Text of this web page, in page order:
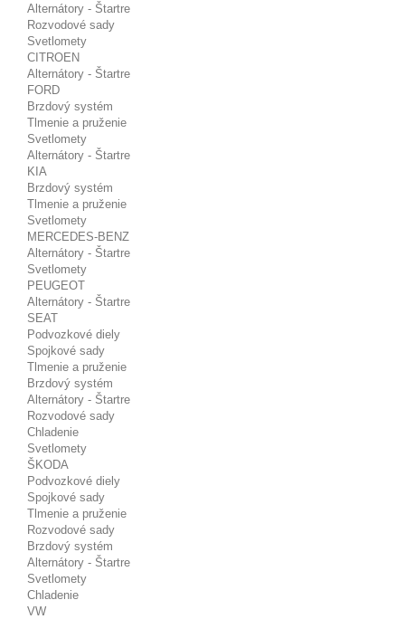
Alternátory - Štartre
Rozvodové sady
Svetlomety
CITROEN
Alternátory - Štartre
FORD
Brzdový systém
Tlmenie a pruženie
Svetlomety
Alternátory - Štartre
KIA
Brzdový systém
Tlmenie a pruženie
Svetlomety
MERCEDES-BENZ
Alternátory - Štartre
Svetlomety
PEUGEOT
Alternátory - Štartre
SEAT
Podvozkové diely
Spojkové sady
Tlmenie a pruženie
Brzdový systém
Alternátory - Štartre
Rozvodové sady
Chladenie
Svetlomety
ŠKODA
Podvozkové diely
Spojkové sady
Tlmenie a pruženie
Rozvodové sady
Brzdový systém
Alternátory - Štartre
Svetlomety
Chladenie
VW